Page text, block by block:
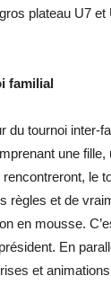
plateau U7 et
familial
du tournoi inter-
une fille,
le
règles et de
en mousse.
En
et animations